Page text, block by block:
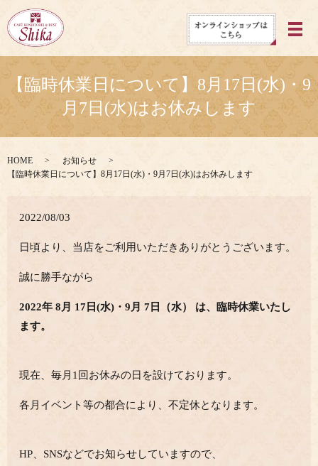
メ
【臨時休業日について】8月17日(水)・9
月7日(水)はお休みします
HOME
お知らせ
【臨時休業日について】8月17日(水)・9月7日(水)はお休みします
2022/08/03
日頃より、当店をご利用いただきありがとうございます。
誠に勝手ながら
2022年 8月 17日(水)・9月 7日（水） は、臨時休業いたし
ます。
現在、毎月1回お休みの日を設けております。
各月イベント等の都合により、不定休となります。
HP、SNSなどでお知らせしていますので、